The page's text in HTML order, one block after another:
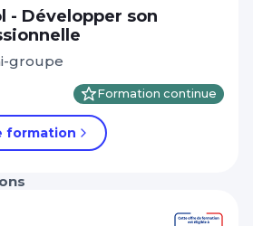
- Développer son
groupe
Formation continue
formation